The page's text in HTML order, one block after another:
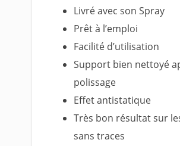
Livré avec son Spray
Prêt à l’emploi
Facilité d’utilisation
Support bien nettoyé
polissage
Effet antistatique
Très bon résultat sur
sans traces